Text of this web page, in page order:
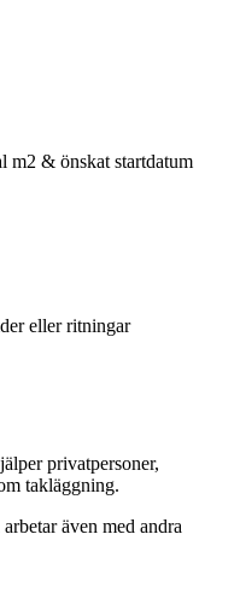
m2 & önskat startdatum
eller ritningar
privatpersoner,
takläggning.
även med andra